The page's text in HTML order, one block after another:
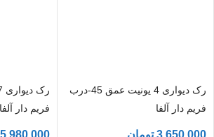
رک دیواری 4 یونیت عمق 45-درب
فریم دار آلفا
فریم دار آلفا